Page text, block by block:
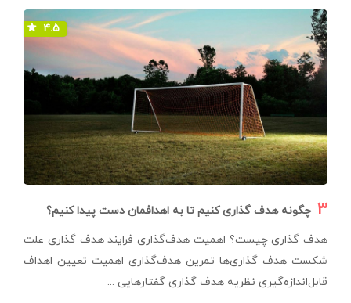
۴.۵
۳ چگونه هدف گذاری کنیم تا به اهدافمان دست پیدا کنیم؟
هدف گذاری چیست؟ اهمیت هدف‌‌گذاری فرایند هدف ‌گذاری علت
شکست هدف گذاری‌ها تمرین هدف‌گذاری اهمیت تعیین اهداف
قابل‌اندازه‌گیری نظریه هدف‌ گذاری گفتارهایی ...